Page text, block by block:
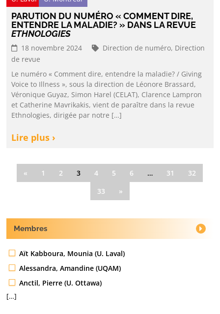
PARUTION DU NUMÉRO « COMMENT DIRE,
ENTENDRE LA MALADIE? » DANS LA REVUE
ETHNOLOGIES
18 novembre 2024 Direction de numéro, Direction
de revue
Le numéro « Comment dire, entendre la maladie? / Giving
Voice to Illness », sous la direction de Léonore Brassard,
Véronique Guyaz, Simon Harel (CELAT), Clarence Lampron
et Catherine Mavrikakis, vient de paraître dans la revue
Ethnologies, dirigée par notre […]
Lire plus ›
« 1 2 3 4 5 6 … 31
32
33
»
Membres
Aït Kabboura, Mounia (U. Laval)
Alessandra, Amandine (UQAM)
Anctil, Pierre (U. Ottawa)
[…]